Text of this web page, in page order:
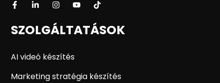
SZOLGÁLTATÁSOK
AI videó készítés
Marketing stratégia készítés